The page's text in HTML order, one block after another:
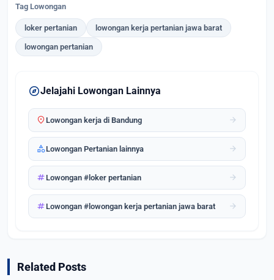
Tag Lowongan
loker pertanian lowongan kerja pertanian jawa barat
lowongan pertanian
exploreJelajahi Lowongan Lainnya
location_onLowongan kerja di Bandung arrow_forward
categoryLowongan Pertanian lainnya arrow_forward
tagLowongan #loker pertanian arrow_forward
tagLowongan #lowongan kerja pertanian jawa barat arrow_forward
Related Posts